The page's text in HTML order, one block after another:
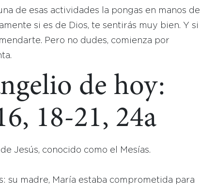
de esas actividades la pongas en manos de
si es de Dios, te sentirás muy bien. Y si
Pero no dudes, comienza por
de hoy:
18-21, 24a
Jesús, conocido como el Mesías.
su madre, María estaba comprometida para